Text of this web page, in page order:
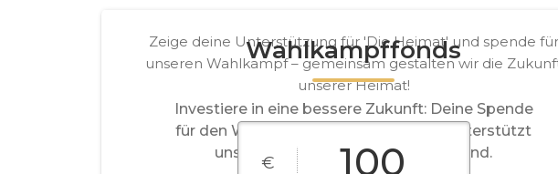
Wahlkampffonds
Investiere in eine bessere Zukunft: Deine Spende
für den Wahlkampf von 'Die Heimat' unterstützt
unsere Vorhaben für ein starkes Land.
Zeige deine Unterstützung für 'Die Heimat' und spende für
unseren Wahlkampf – gemeinsam gestalten wir die
unserer Heimat!
€